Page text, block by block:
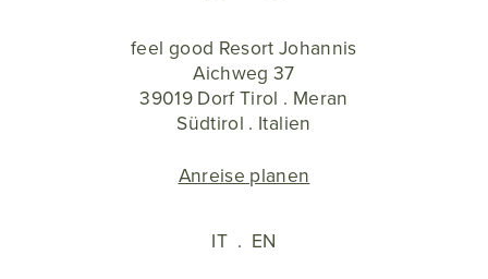
feel good Resort Johannis
Aichweg 37
39019 Dorf Tirol . Meran
Südtirol . Italien
Anreise planen
IT . EN